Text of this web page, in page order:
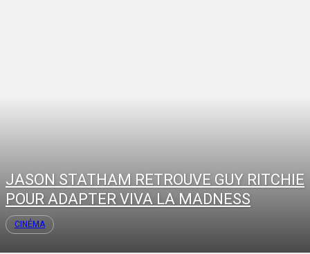
JASON STATHAM RETROUVE GUY RITCHIE
POUR ADAPTER VIVA LA MADNESS
CINÉMA